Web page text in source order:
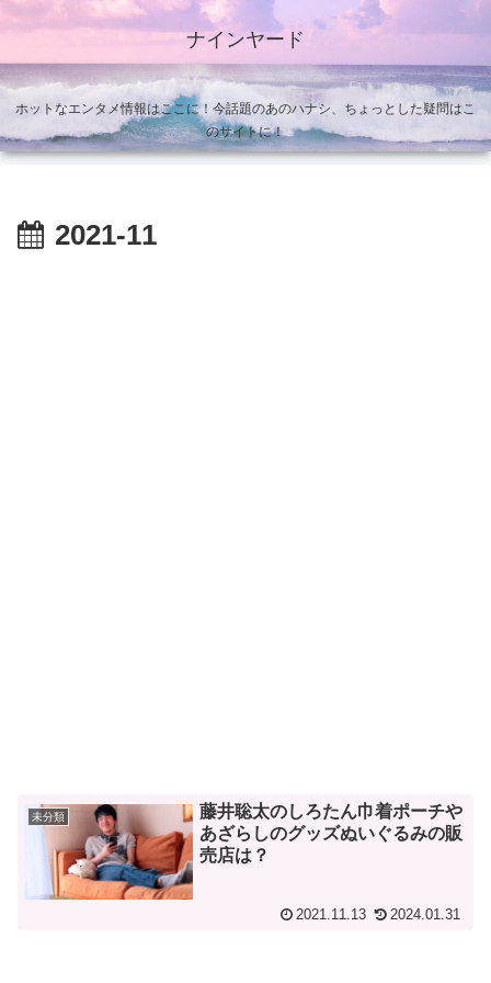
ナインヤード
ホットなエンタメ情報はここに！今話題のあのハナシ、ちょっとした疑問はこ
のサイトに！
2021-11
未分類
藤井聡太のしろたん巾着ポーチや
あざらしのグッズぬいぐるみの販
売店は？
2021.11.13 2024.01.31